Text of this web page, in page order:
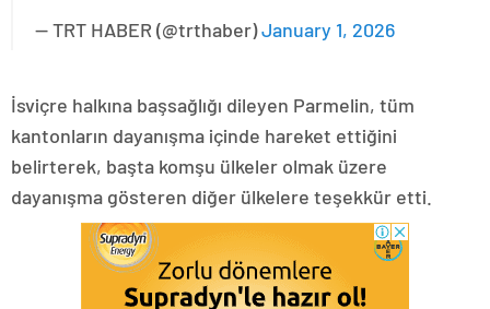
— TRT HABER (@trthaber)January 1, 2026
İsviçre halkına başsağlığı dileyen Parmelin, tüm
kantonların dayanışma içinde hareket ettiğini
belirterek, başta komşu ülkeler olmak üzere
dayanışma gösteren diğer ülkelere teşekkür etti.